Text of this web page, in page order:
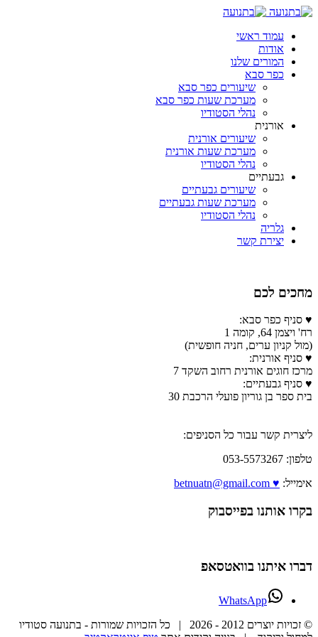
עמוד ראשי
אודות
המורים שלנו
כפר סבא
שיעורים כפר סבא
מערכת שעות כפר סבא
נהלי הסטודיו
אורנית
שיעורים אורנית
מערכת שעות אורנית
נהלי הסטודיו
גבעתיים
שיעורים גבעתיים
מערכת שעות גבעתיים
נהלי הסטודיו
גלריה
יצירת קשר
מחכים לכם
♥ סניף כפר סבא:
רח' ויצמן 64, קומה 1
(מול קניון ערים, חניה חופשית)
♥ סניף אורנית:
מרכז חוגים אורנית רחוב השקד 7
♥ סניף גבעתיים:
בית ספר בן גוריון פועלי הרכבת 30
ליצרית קשר עבור כל הסניפים:
טלפון: 053-5573267
אימייל: ♥ betnuatn@gmail.com
בקרו אותנו בפייסבוק
דברו איתנו בוואטסאפ
WhatsApp
© זכויות יוצרים 2012 -
2026 | כל הזכויות שמורות - בתנועה סטודיו